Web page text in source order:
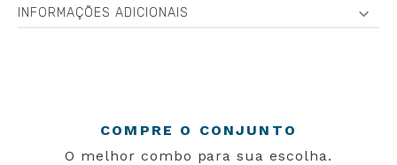
INFORMAÇÕES ADICIONAIS
COMPRE O CONJUNTO
O melhor combo para sua escolha.